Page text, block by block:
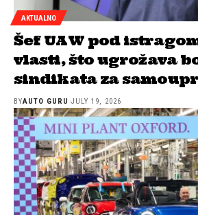
AKTUALNO
Šef UAW pod
vlasti, što ugrožava
sindikata za
BYAUTO GURU JULY 19, 2026